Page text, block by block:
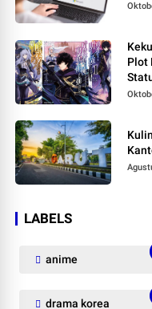
Plot
LABELS
anime
drama korea